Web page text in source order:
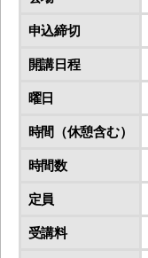
申込締切
開講日程
曜日
時間（休憩含む）
時間数
定員
受講料